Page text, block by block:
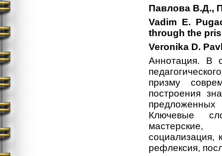
Павлова В.Д.,
Vadim E.
through the
Veronika D.
Аннотация. В
призму
построения
предложенных
Ключевые
мастерские,
социализация,
рефлексия,